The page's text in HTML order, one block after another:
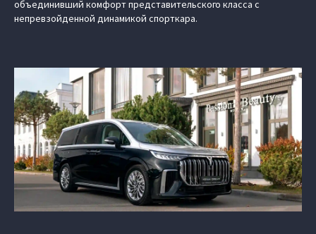
объединивший комфорт представительского класса с
непревзойденной динамикой спорткара.